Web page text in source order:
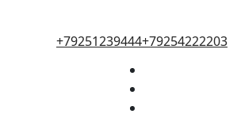
+79251239444+79254222203